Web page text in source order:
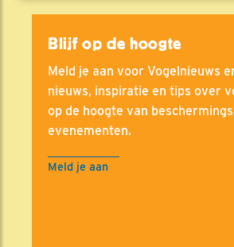
Blijf op de hoogte
Meld je aan voor Vogelnieuws
nieuws, inspiratie en tips over
op de hoogte van
evenementen.
Meld je aan